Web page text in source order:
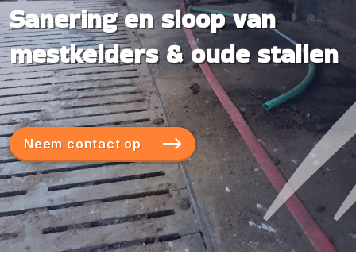
Sanering en sloop van
mestkelders & oude stallen
Neem contact op